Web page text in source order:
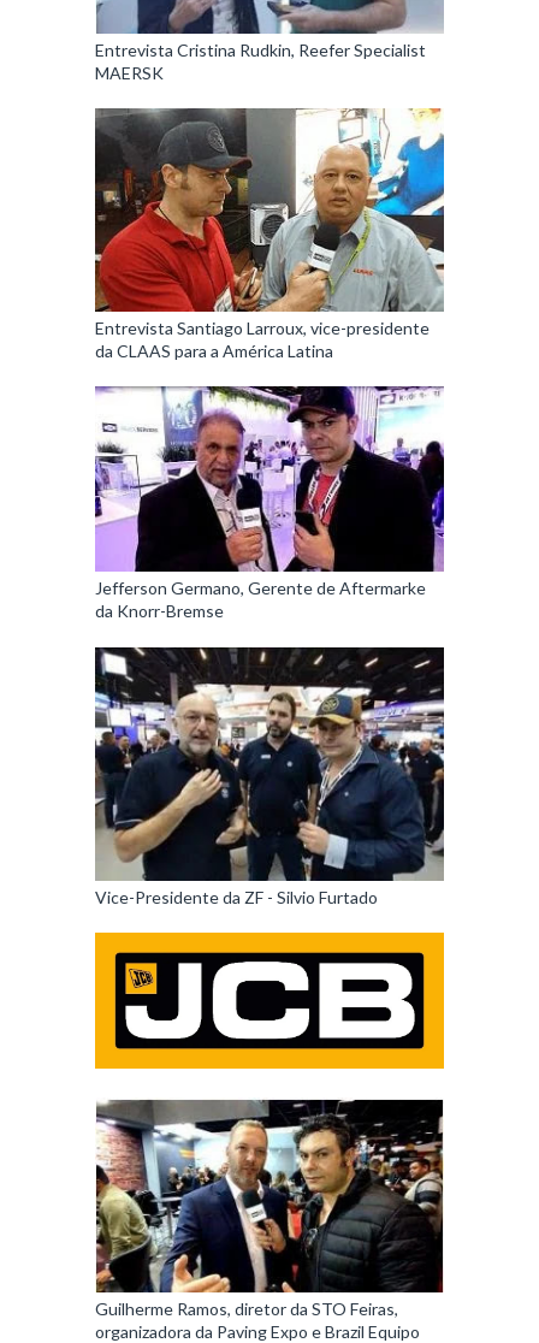
Entrevista Cristina Rudkin, Reefer Specialist
MAERSK
Entrevista Santiago Larroux, vice-presidente
da CLAAS para a América Latina
Jefferson Germano, Gerente de Aftermarke
da Knorr-Bremse
Vice-Presidente da ZF - Silvio Furtado
Guilherme Ramos, diretor da STO Feiras,
organizadora da Paving Expo e Brazil Equipo